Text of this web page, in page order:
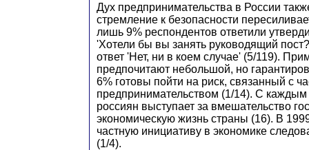
Дух предпринимательства в России
стремление к безопасности
лишь 9% респондентов ответили
'Хотели бы вы занять руководящий
ответ 'Нет, ни в коем случае' (5/119).
предпочитают небольшой, но
6% готовы пойти на риск, связанный с
предпринимательством (1/14). С
россиян выступает за вмешательство
экономическую жизнь страны (16). В
частную инициативу в экономике
(1/4).